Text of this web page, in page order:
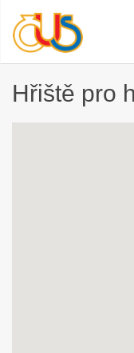
Hřiště pro